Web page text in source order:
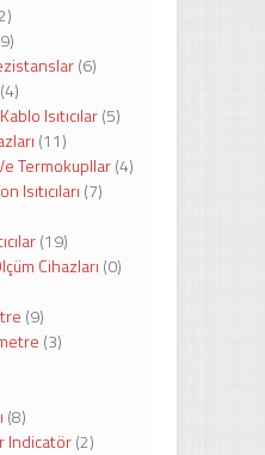
(6)
(4)
Isıtıcılar(5)
(11)
Termokupllar(4)
Isıtıcıları (7)
(19)
Cihazları (0)
(9)
(3)
(8)
Indicatör(2)